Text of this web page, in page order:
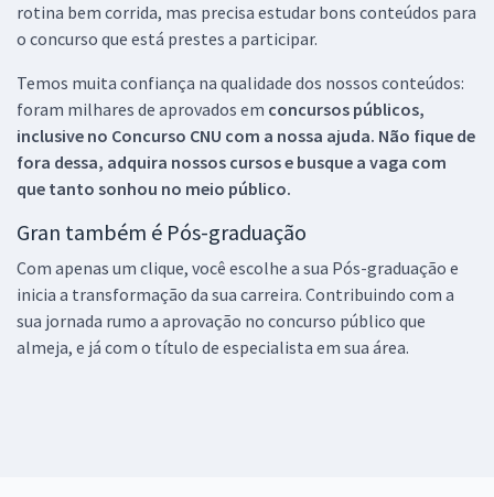
rotina bem corrida, mas precisa estudar bons conteúdos para
o concurso que está prestes a participar.
Temos muita confiança na qualidade dos nossos conteúdos:
foram milhares de aprovados em concursos públicos,
inclusive no Concurso CNU com a nossa ajuda. Não fique de
fora dessa, adquira nossos cursos e busque a vaga com
que tanto sonhou no meio público.
Gran também é Pós-graduação
Com apenas um clique, você escolhe a sua Pós-graduação e
inicia a transformação da sua carreira. Contribuindo com a
sua jornada rumo a aprovação no concurso público que
almeja, e já com o título de especialista em sua área.